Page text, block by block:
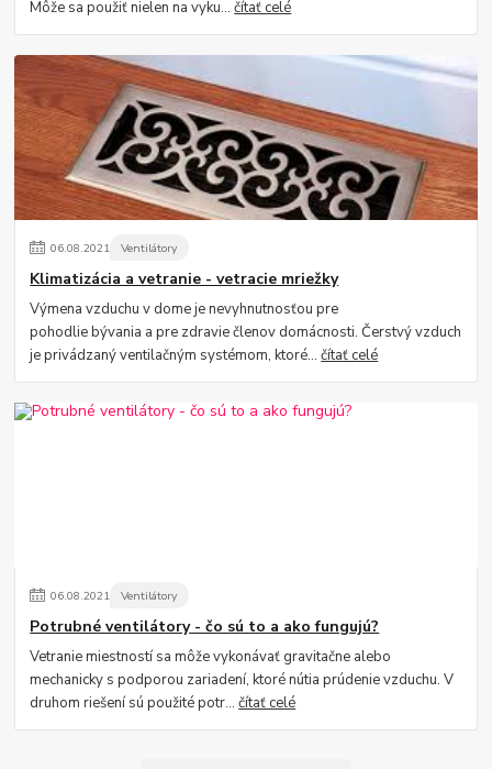
Môže sa použiť nielen na vyku...čítať celé
06.08.2021 Ventilátory
Klimatizácia a vetranie - vetracie mriežky
Výmena vzduchu v dome je nevyhnutnosťou pre
pohodlie bývania a pre zdravie členov domácnosti. Čerstvý vzduch
je privádzaný ventilačným systémom, ktoré...čítať celé
06.08.2021 Ventilátory
Potrubné ventilátory - čo sú to a ako fungujú?
Vetranie miestností sa môže vykonávať gravitačne alebo
mechanicky s podporou zariadení, ktoré nútia prúdenie vzduchu. V
druhom riešení sú použité potr...čítať celé